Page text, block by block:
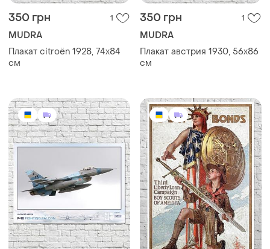
350 грн 1
MUDRA
Плакат citroën 1928, 74х84
см
350 грн 1
MUDRA
Плакат австрия 1930, 56х86
см